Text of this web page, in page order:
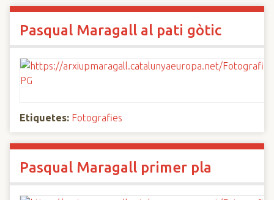
Pasqual Maragall al pati gòtic
Etiquetes: Fotografies
Pasqual Maragall primer pla